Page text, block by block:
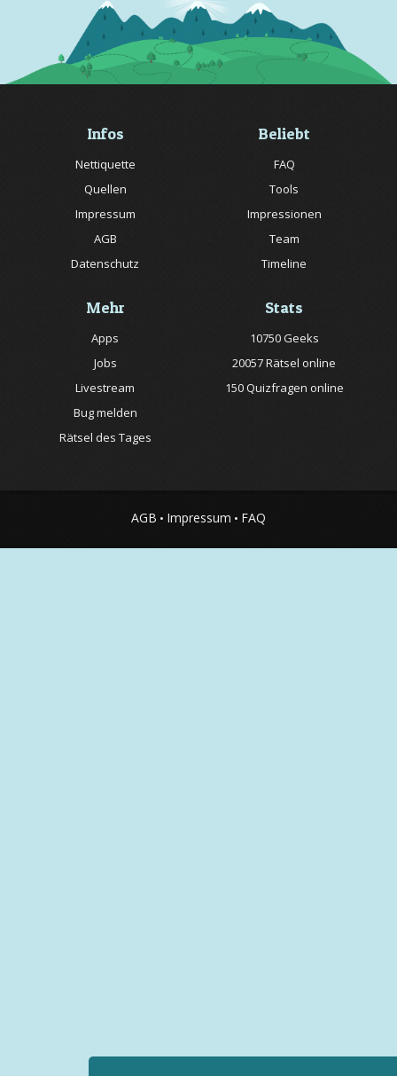
Infos
Nettiquette
Quellen
Impressum
AGB
Datenschutz
Beliebt
FAQ
Tools
Impressionen
Team
Timeline
Mehr
Apps
Jobs
Livestream
Bug melden
Rätsel des Tages
Stats
10750 Geeks
20057 Rätsel online
150 Quizfragen online
AGB • Impressum • FAQ